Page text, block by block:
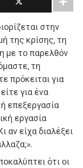
στην
της κρίσης, τη
με το παρελθόν
τη
πρόκειται για
για ένα
επεξεργασία
εργασία
αν είχα διαλέξει
ότι οι